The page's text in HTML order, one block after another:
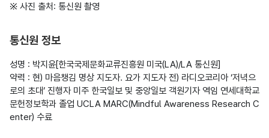
※ 사진 출처: 통신원 촬영
통신원 정보
성명 : 박지윤[한국국제문화교류진흥원 미국(LA)/LA 통신원]
약력 : 현) 마음챙김 명상 지도자. 요가 지도자 전) 라디오코리아 ‘저녁으
로의 초대’ 진행자 미주 한국일보 및 중앙일보 객원기자 역임 연세대학교
문헌정보학과 졸업 UCLA MARC(Mindful Awareness Research C
enter) 수료